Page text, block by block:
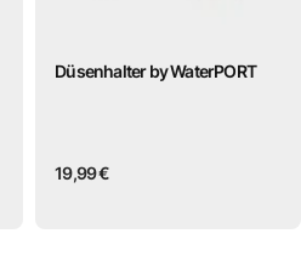
Düsenhalter by WaterPORT
19,99 €